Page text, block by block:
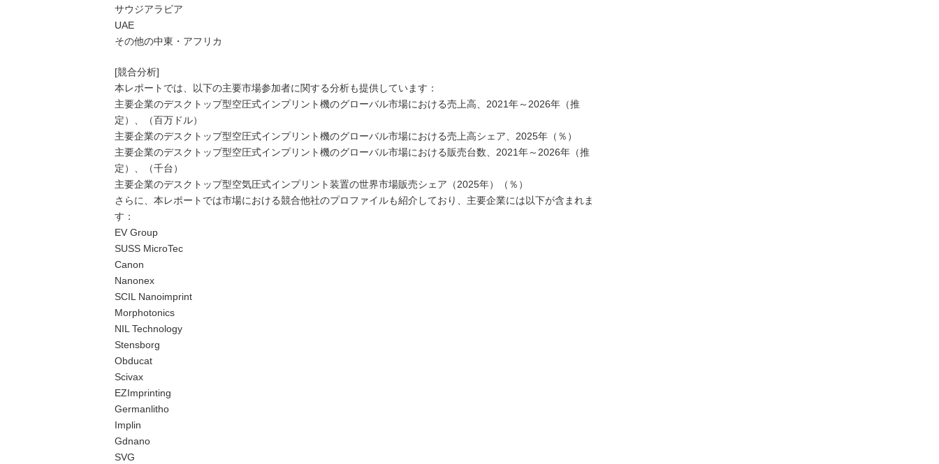
サウジアラビア
UAE
その他の中東・アフリカ
[競合分析]
本レポートでは、以下の主要市場参加者に関する分析も提供しています：
主要企業のデスクトップ型空圧式インプリント機のグローバル市場における売上高、2021年～2026年（推
定）、（百万ドル）
主要企業のデスクトップ型空圧式インプリント機のグローバル市場における売上高シェア、2025年（％）
主要企業のデスクトップ型空圧式インプリント機のグローバル市場における販売台数、2021年～2026年（推
定）、（千台）
主要企業のデスクトップ型空気圧式インプリント装置の世界市場販売シェア（2025年）（％）
さらに、本レポートでは市場における競合他社のプロファイルも紹介しており、主要企業には以下が含まれま
す：
EV Group
SUSS MicroTec
Canon
Nanonex
SCIL Nanoimprint
Morphotonics
NIL Technology
Stensborg
Obducat
Scivax
EZImprinting
Germanlitho
Implin
Gdnano
SVG